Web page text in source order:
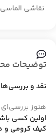
نقاشی
توضیحات
نقد و بررسی‌ها
هنوز
اولین کسی
کیف کرومی و